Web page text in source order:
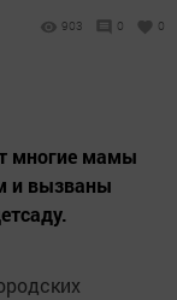
903 0 0
многие мамы
и вызваны